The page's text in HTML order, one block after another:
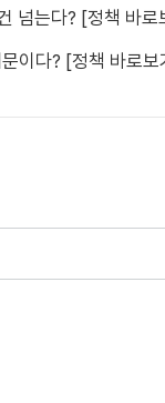
넘는다? [정책 바로
이다? [정책 바로보